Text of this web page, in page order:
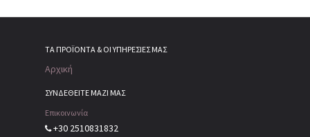
ΤΑ ΠΡΟΪΌΝΤΑ & ΟΙ ΥΠΗΡΕΣΊΕΣ ΜΑΣ
Αρχική
ΣΥΝΔΕΘΕΙΤΕ ΜΑΖΙ ΜΑΣ
Επικοινωνία
+30 2510831832